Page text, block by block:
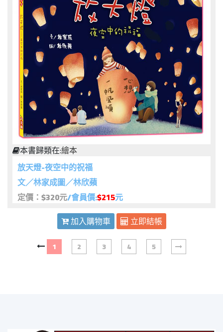
本書歸類在:繪本
放天燈-夜空中的祝福
文／林家成圖／林欣蘋
定價：$320元/會員價:$215元
加入購物車
立即結帳
1 2 3 4 5